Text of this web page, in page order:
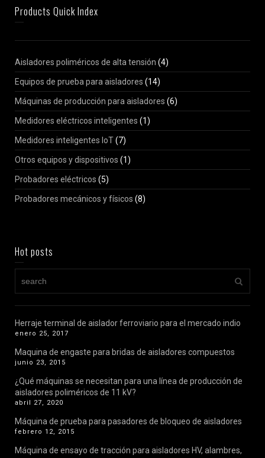
Products Quick Index
Aisladores poliméricos de alta tensión (4)
Equipos de prueba para aisladores (14)
Máquinas de producción para aisladores (6)
Medidores eléctricos inteligentes (1)
Medidores inteligentes IoT(7)
Otros equipos y dispositivos (1)
Probadores eléctricos (5)
Probadores mecánicos y físicos (8)
Hot posts
Herraje terminal de aislador ferroviario para el mercado indio
enero 25, 2017
Maquina de engaste para bridas de aisladores compuestos
junio 23, 2015
¿Qué máquinas se necesitan para una línea de producción de
aisladores poliméricos de 11 kV?
abril 27, 2020
Máquina de prueba para pasadores de bloqueo de aisladores
febrero 12, 2015
Máquina de ensayo de tracción para aisladores HV, alambres,